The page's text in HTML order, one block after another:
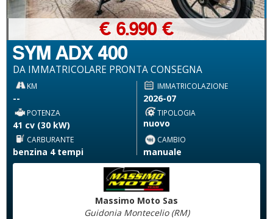
SYM ADX 400
DA IMMATRICOLARE PRONTA CONSEGNA
€ 6.990 €
KM
--
IMMATRICOLAZIONE
2026-07
POTENZA
41 cv (30 kW)
TIPOLOGIA
nuovo
CARBURANTE
benzina 4 tempi
CAMBIO
manuale
Massimo Moto Sas
Guidonia Montecelio (RM)